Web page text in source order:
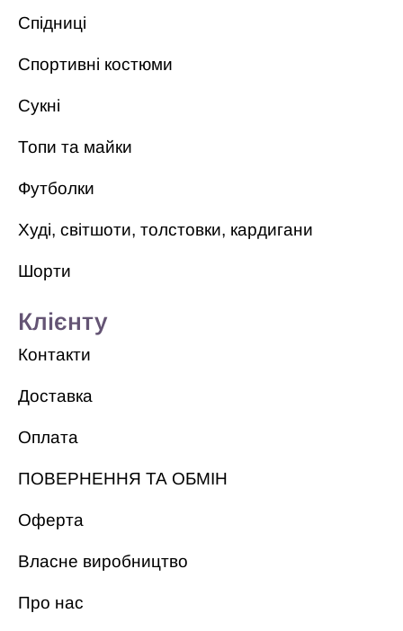
Спідниці
Спортивні костюми
Сукні
Топи та майки
Футболки
Худі, світшоти, толстовки, кардигани
Шорти
Клієнту
Контакти
Доставка
Оплата
ПОВЕРНЕННЯ ТА ОБМІН
Оферта
Власне виробництво
Про нас